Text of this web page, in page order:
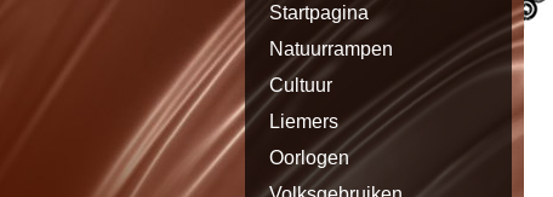
Startpagina
Natuurrampen
Cultuur
Liemers
Oorlogen